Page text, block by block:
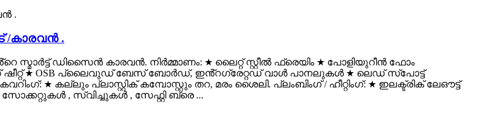
/കാരവൻ .
ഡിസൈൻ കാരവൻ. നിർമ്മാണം: ★ ലൈറ്റ് സ്റ്റീൽ ഫ്രെയിം ★ പോളിയുറീൻ ഫോം
★ OSB പ്ലൈവുഡ് ബേസ് ബോർഡ്, ഇൻ്റഗ്രേറ്റഡ് വാൾ പാനലുകൾ ★ ലെഡ് സ്പോട്ട്
★ കല്ലും പ്ലാസ്റ്റിക് കമ്പോസ്റ്റും തറ, മരം ശൈലി. പ്ലംബിംഗ് / ഹീറ്റിംഗ്: ★ ഇലക്ട്രിക് ലേഔട്ട്
, സ്വിച്ചുകൾ , സേഫ്റ്റി ബ്രെ ...